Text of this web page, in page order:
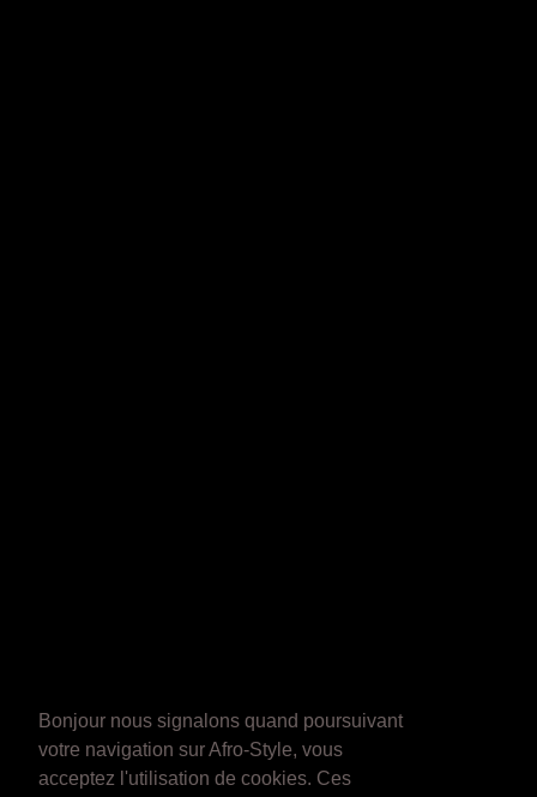
Bonjour nous signalons quand poursuivant
votre navigation sur Afro-Style, vous
acceptez l'utilisation de cookies. Ces